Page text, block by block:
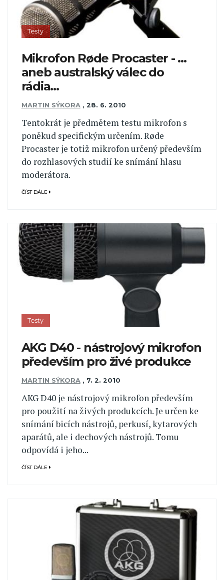
Testy
Mikrofon Røde Procaster - …
aneb australský válec do
rádia…
MARTIN SÝKORA , 28. 6. 2010
Tentokrát je předmětem testu mikrofon s
poněkud specifickým určením. Røde
Procaster je totiž mikrofon určený především
do rozhlasových studií ke snímání hlasu
moderátora.
ČÍST DÁLE
Testy
AKG D40 - nástrojový mikrofon
především pro živé produkce
MARTIN SÝKORA , 7. 2. 2010
AKG D40 je nástrojový mikrofon především
pro použití na živých produkcích. Je určen ke
snímání bicích nástrojů, perkusí, kytarových
aparátů, ale i dechových nástrojů. Tomu
odpovídá i jeho...
ČÍST DÁLE